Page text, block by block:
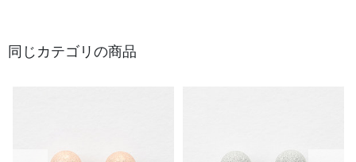
同じカテゴリの商品
前の画像